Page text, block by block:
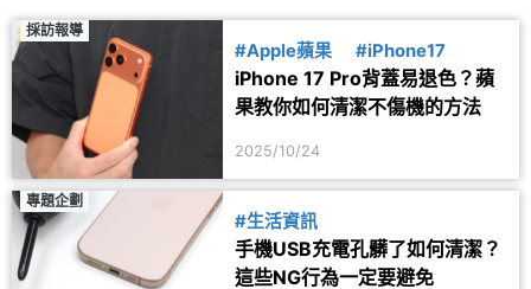
採訪報導
#Apple蘋果 #iPhone17
iPhone 17 Pro背蓋易退色？蘋
果教你如何清潔不傷機的方法
2025/10/24
專題企劃
#生活資訊
手機USB充電孔髒了如何清潔？
這些NG行為一定要避免